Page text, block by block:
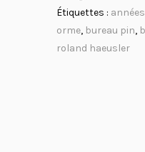
Étiquettes :
orme, bureau pin,
roland haeusler